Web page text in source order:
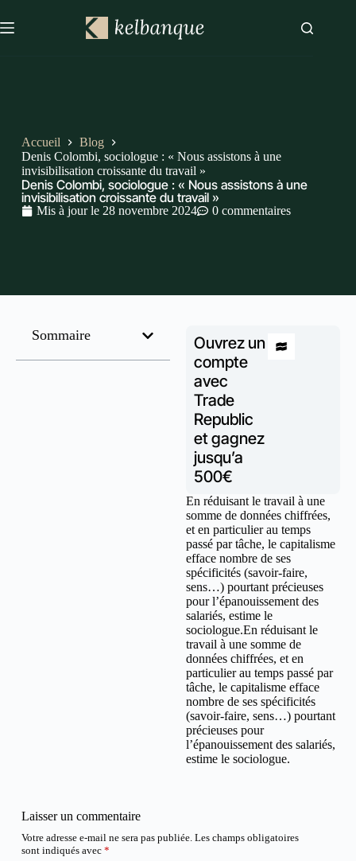
Accueil
Blog
Denis Colombi, sociologue : « Nous assistons à une
invisibilisation croissante du travail »
Denis Colombi, sociologue : « Nous assistons à une
invisibilisation croissante du travail »
Mis à jour le 28 novembre 2024 0 commentaires
Sommaire
Ouvrez un
compte
avec
Trade
Republic
et gagnez
jusqu’a
500€
En réduisant le travail à une
somme de données chiffrées,
et en particulier au temps
passé par tâche, le capitalisme
efface nombre de ses
spécificités (savoir-faire,
sens…) pourtant précieuses
pour l’épanouissement des
salariés, estime le
sociologue.En réduisant le
travail à une somme de
données chiffrées, et en
particulier au temps passé par
tâche, le capitalisme efface
nombre de ses spécificités
(savoir-faire, sens…) pourtant
précieuses pour
l’épanouissement des salariés,
estime le sociologue.
Laisser un commentaire
Votre adresse e-mail ne sera pas publiée. Les champs obligatoires
sont indiqués avec *